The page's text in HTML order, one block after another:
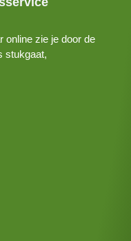
online zie je door de
stukgaat,